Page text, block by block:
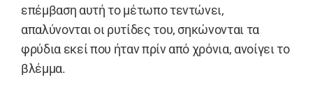
επέμβαση αυτή το μέτωπο τεντώνει,
απαλύνονται οι ρυτίδες του, σηκώνονται τα
φρύδια εκεί που ήταν πρίν από χρόνια, ανοίγει το
βλέμμα.